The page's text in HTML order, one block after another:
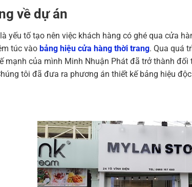
về dự án
yếu tố tạo nên việc khách hàng có ghé qua cửa
túc vào bảng hiệu cửa hàng thời trang. Qua quá
mạnh của mình Minh Nhuận Phát đã trở thành đối
tôi đã đưa ra phương án thiết kế bảng hiệu